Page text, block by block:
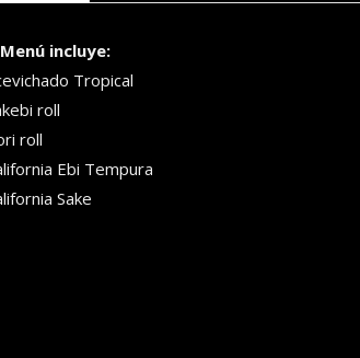
incluye:
Tropical
roll
roll
Ebi Tempura
Sake